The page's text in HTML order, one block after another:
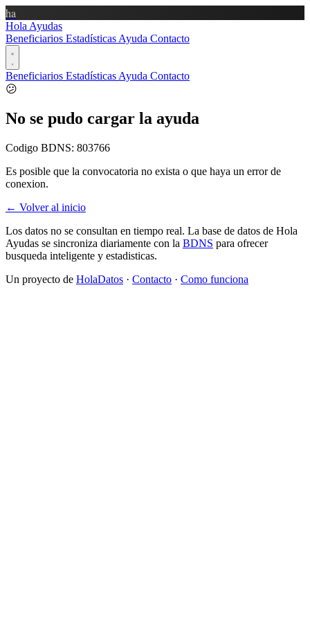
ha
Hola Ayudas
Beneficiarios Estadísticas Ayuda Contacto
Beneficiarios Estadísticas Ayuda Contacto
😕
No se pudo cargar la ayuda
Codigo BDNS: 803766
Es posible que la convocatoria no exista o que haya un error de
conexion.
← Volver al inicio
Los datos no se consultan en tiempo real. La base de datos de Hola
Ayudas se sincroniza diariamente con la BDNS para ofrecer
busqueda inteligente y estadisticas.
Un proyecto de HolaDatos · Contacto · Como funciona